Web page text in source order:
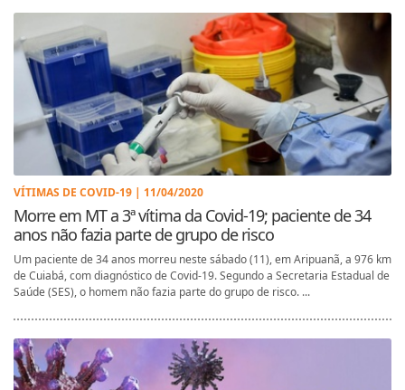
VÍTIMAS DE COVID-19 | 11/04/2020
Morre em MT a 3ª vítima da Covid-19; paciente de 34
anos não fazia parte de grupo de risco
Um paciente de 34 anos morreu neste sábado (11), em Aripuanã, a 976 km
de Cuiabá, com diagnóstico de Covid-19. Segundo a Secretaria Estadual de
Saúde (SES), o homem não fazia parte do grupo de risco. ...